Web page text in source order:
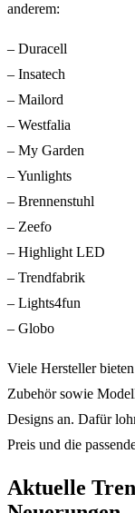
anderem:
– Duracell
– Insatech
– Mailord
– Westfalia
– My Garden
– Yunlights
– Brennenstuhl
– Zeefo
– Highlight LED
– Trendfabrik
– Lights4fun
– Globo
Viele Hersteller
Zubehör sowie
Designs an. Dafür
Preis und die
Aktuelle